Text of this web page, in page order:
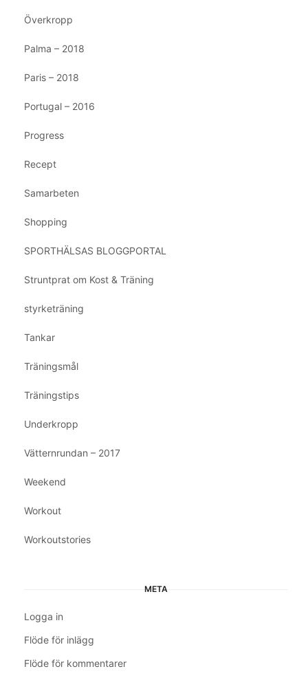
Överkropp
Palma – 2018
Paris – 2018
Portugal – 2016
Progress
Recept
Samarbeten
Shopping
SPORTHÄLSAS BLOGGPORTAL
Struntprat om Kost & Träning
styrketräning
Tankar
Träningsmål
Träningstips
Underkropp
Vätternrundan – 2017
Weekend
Workout
Workoutstories
META
Logga in
Flöde för inlägg
Flöde för kommentarer